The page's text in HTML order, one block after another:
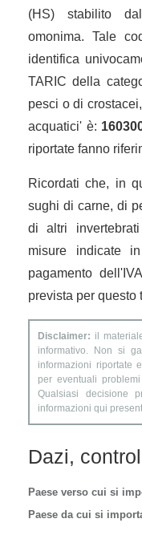
(HS) stabilito
omonima. Tale
identifica
TARIC della
pesci o di
acquatici' è:
riportate fanno
Ricordati che, in
sughi di carne, di
di altri
misure indicate
pagamento
prevista per questo
Disclaimer: il
informativo. Non si
informazioni riportate
per eventuali
Qualsiasi decisione
informazioni qui
Dazi,
Paese verso cui si
Paese da cui si